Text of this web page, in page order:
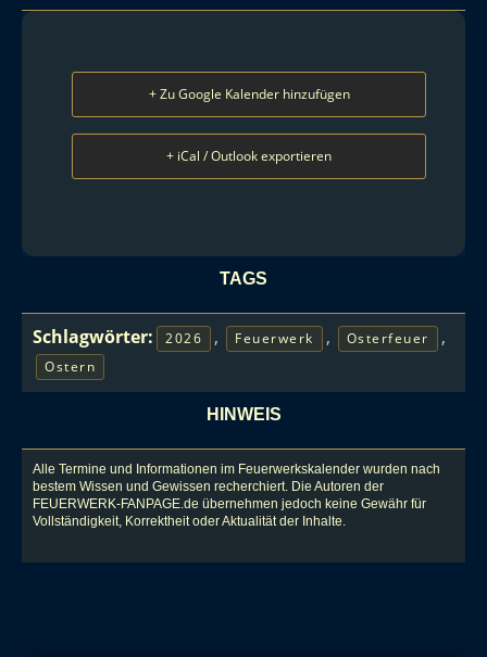
+ Zu Google Kalender hinzufügen
+ iCal / Outlook exportieren
TAGS
Schlagwörter: 2026 , Feuerwerk , Osterfeuer ,
Ostern
HINWEIS
Alle Termine und Informationen im Feuerwerkskalender wurden nach
bestem Wissen und Gewissen recherchiert. Die Autoren der
FEUERWERK-FANPAGE.de übernehmen jedoch keine Gewähr für
Vollständigkeit, Korrektheit oder Aktualität der Inhalte.